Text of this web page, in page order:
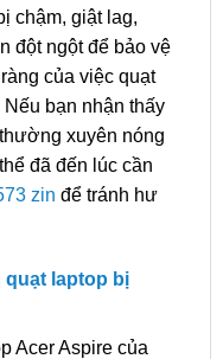
chậm, giật lag,
đột ngột để bảo vệ
của việc quạt
bạn nhận thấy
xuyên nóng
đã đến lúc cần
zin để tránh hư
quạt laptop bị
Acer Aspire của